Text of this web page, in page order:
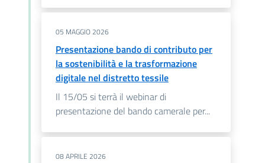
05 MAGGIO 2026
Presentazione bando di contributo per
la sostenibilità e la trasformazione
digitale nel distretto tessile
Il 15/05 si terrà il webinar di
presentazione del bando camerale per...
08 APRILE 2026